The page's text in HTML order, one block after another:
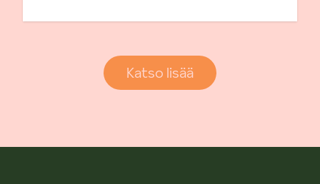
Katso lisää